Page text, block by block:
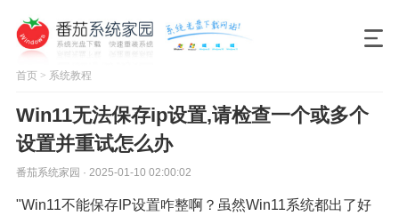
首页> 系统教程
Win11无法保存ip设置,请检查一个或多个
设置并重试怎么办
番茄系统家园 · 2025-01-10 02:00:02
"Win11不能保存IP设置咋整啊？虽然Win11系统都出了好